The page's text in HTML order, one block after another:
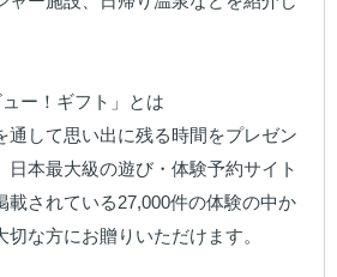
ー！ギフト」とは
通して思い出に残る時間をプレゼン
日本最大級の遊び・体験予約サイト
載されている27,000件の体験の中か
な方にお贈りいただけます。